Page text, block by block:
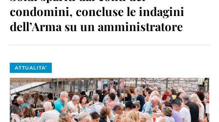
condomini, concluse le indagini
dell’Arma su un amministratore
ATTUALITA'